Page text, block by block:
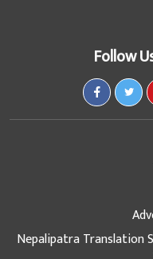
Follow
Nepalipatra Translation